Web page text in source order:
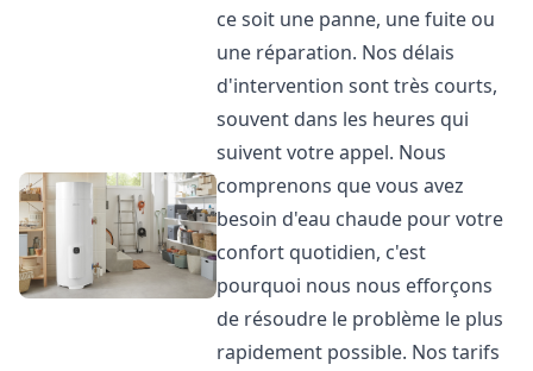
ce soit une panne, une fuite ou
une réparation. Nos délais
d'intervention sont très courts,
souvent dans les heures qui
suivent votre appel. Nous
comprenons que vous avez
besoin d'eau chaude pour votre
confort quotidien, c'est
pourquoi nous nous efforçons
de résoudre le problème le plus
rapidement possible. Nos tarifs